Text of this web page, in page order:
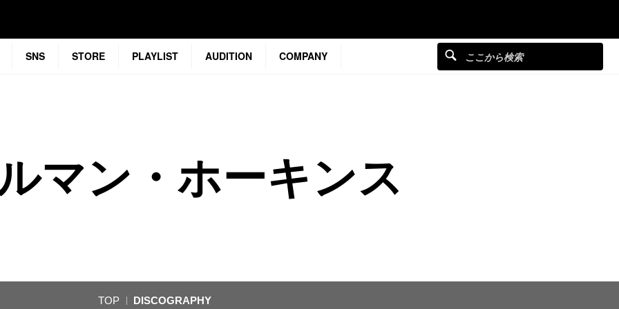
SNS STORE PLAYLIST AUDITION COMPANY
マン・ホーキンス
TOP DISCOGRAPHY